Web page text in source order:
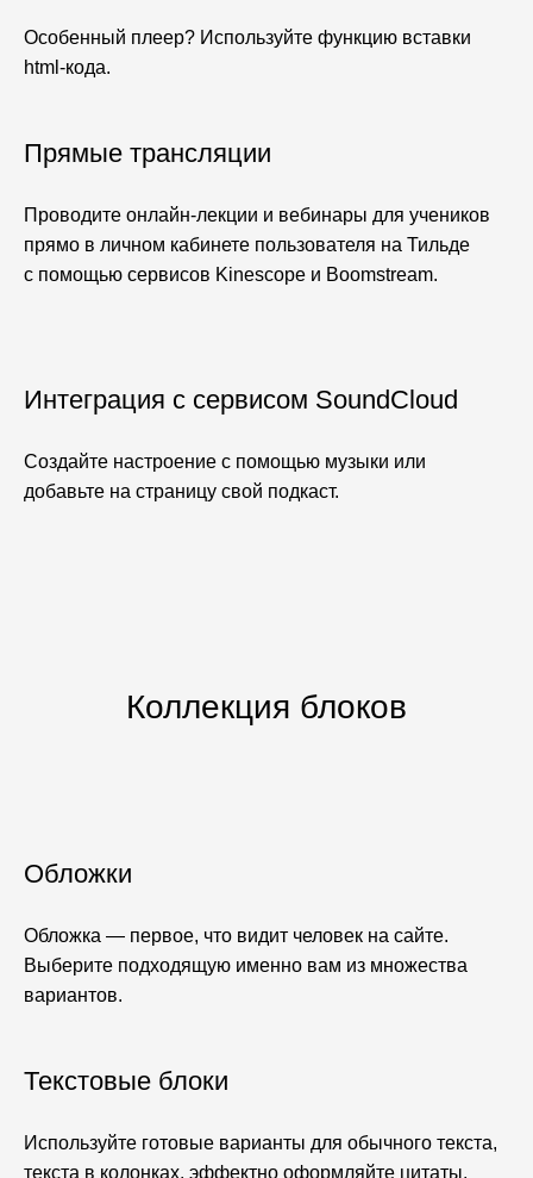
Особенный плеер? Используйте функцию вставки
html-кода.
Прямые трансляции
Проводите онлайн-лекции и вебинары для учеников
прямо в личном кабинете пользователя на Тильде
с помощью сервисов Kinescope и Boomstream.
Интеграция с сервисом SoundCloud
Создайте настроение с помощью музыки или
добавьте на страницу свой подкаст.
Коллекция блоков
Обложки
Обложка — первое, что видит человек на сайте.
Выберите подходящую именно вам из множества
вариантов.
Текстовые блоки
Используйте готовые варианты для обычного текста,
текста в колонках, эффектно оформляйте цитаты,